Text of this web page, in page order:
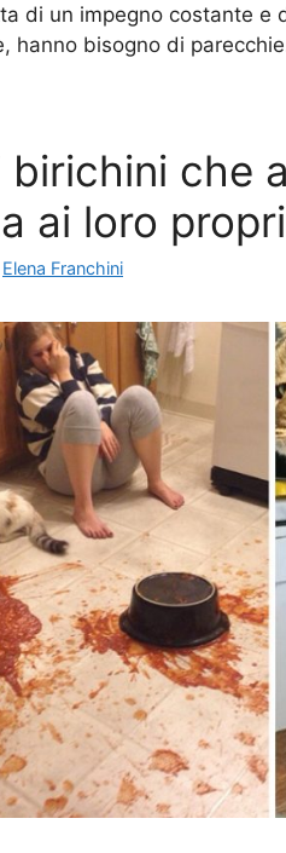
di un impegno costante e
hanno bisogno di
che
ai loro
Elena Franchini